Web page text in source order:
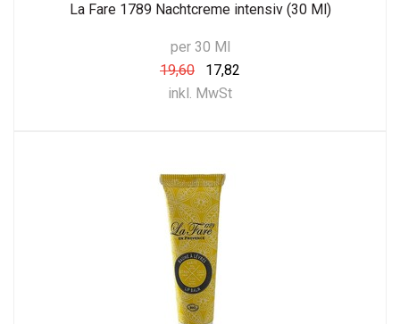
La Fare 1789 Nachtcreme intensiv (30 Ml)
per 30 Ml
19,60
17,82
inkl. MwSt